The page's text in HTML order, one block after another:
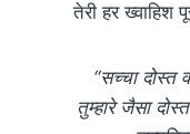
तेरी हर ख्वाहिश
“सच्चा दोस्त
तुम्हारे जैसा